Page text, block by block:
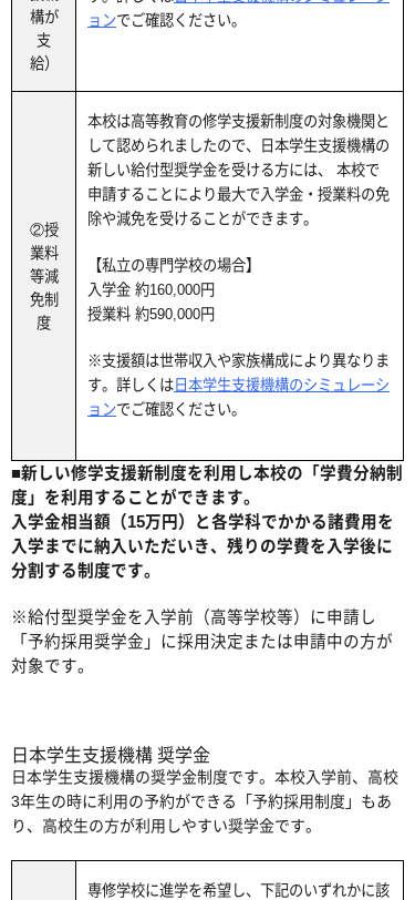
構が
支
給）
ョンでご確認ください。
②授
業料
等減
免制
度
本校は高等教育の修学支援新制度の対象機関と
して認められましたので、日本学生支援機構の
新しい給付型奨学金を受ける方には、 本校で
申請することにより最大で入学金・授業料の免
除や減免を受けることができます。
【私立の専門学校の場合】
入学金 約160,000円
授業料 約590,000円
※支援額は世帯収入や家族構成により異なりま
す。詳しくは 日本学生支援機構のシミュレーシ
ョンでご確認ください。
■新しい修学支援新制度を利用し本校の「学費分納制
度」を利用することができます。
入学金相当額（15万円）と各学科でかかる諸費用を
入学までに納入いただいき、残りの学費を入学後に
分割する制度です。
※給付型奨学金を入学前（高等学校等）に申請し
「予約採用奨学金」に採用決定または申請中の方が
対象です。
日本学生支援機構 奨学金
日本学生支援機構の奨学金制度です。本校入学前、高校
3年生の時に利用の予約ができる「予約採用制度」もあ
り、高校生の方が利用しやすい奨学金です。
専修学校に進学を希望し、下記のいずれかに該